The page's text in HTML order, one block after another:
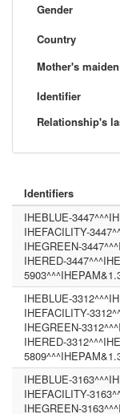
Gender
Country
Mother's
Identifier
Relationship's
Identifiers
IHEBLUE-
IHEFACILITY-
IHEGREEN-
IHERED-
IHEBLUE-
IHEFACILITY-
IHEGREEN-
IHERED-
IHEBLUE-
IHEFACILITY-
IHEGREEN-